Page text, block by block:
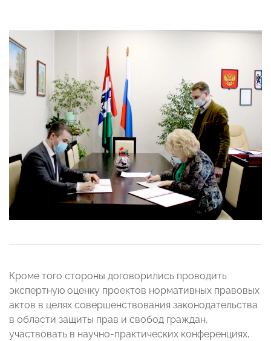
Кроме того стороны договорились проводить
экспертную оценку проектов нормативных правовых
актов в целях совершенствования законодательства
в области защиты прав и свобод граждан,
участвовать в научно-практических конференциях,